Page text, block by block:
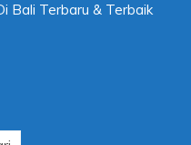
Bali Terbaru & Terbaik